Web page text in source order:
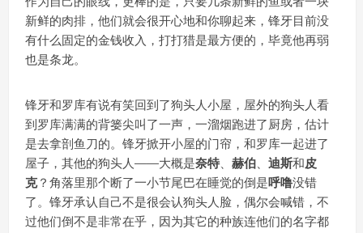
新鲜的肉排，他们就会很开心地和你聊起来，锋牙目前没
有什么固定的金钱收入，打打猎是最方便的，毕竟他再弱
也是条龙。
锋牙和罗库有说有笑回到了狗头人小屋，屋外的狗头人看
到罗库满满的背篓尖叫了一声，一溜烟跑进了厨房，估计
是去拿剖鱼刀的。锋牙掀开小屋的门帘，和罗库一起进了
屋子，其他的狗头人——大概是奈特、 赫伯 迪斯和皮
克？角落里那个断了一小节尾巴在睡觉的倒是呼噜没错
了。锋牙承认自己不是很会认狗头人脸，偶尔会喊错，不
过他们倒不是非常在乎，因为其它的种族连他们的名字都